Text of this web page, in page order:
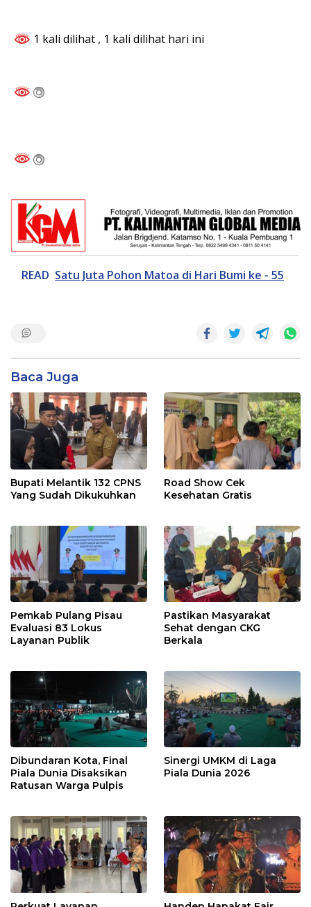
1 kali dilihat , 1 kali dilihat hari ini
READ Satu Juta Pohon Matoa di Hari Bumi ke - 55
Baca Juga
Bupati Melantik 132 CPNS
Yang Sudah Dikukuhkan
Road Show Cek
Kesehatan Gratis
Pemkab Pulang Pisau
Evaluasi 83 Lokus
Layanan Publik
Pastikan Masyarakat
Sehat dengan CKG
Berkala
Dibundaran Kota, Final
Piala Dunia Disaksikan
Ratusan Warga Pulpis
Sinergi UMKM di Laga
Piala Dunia 2026